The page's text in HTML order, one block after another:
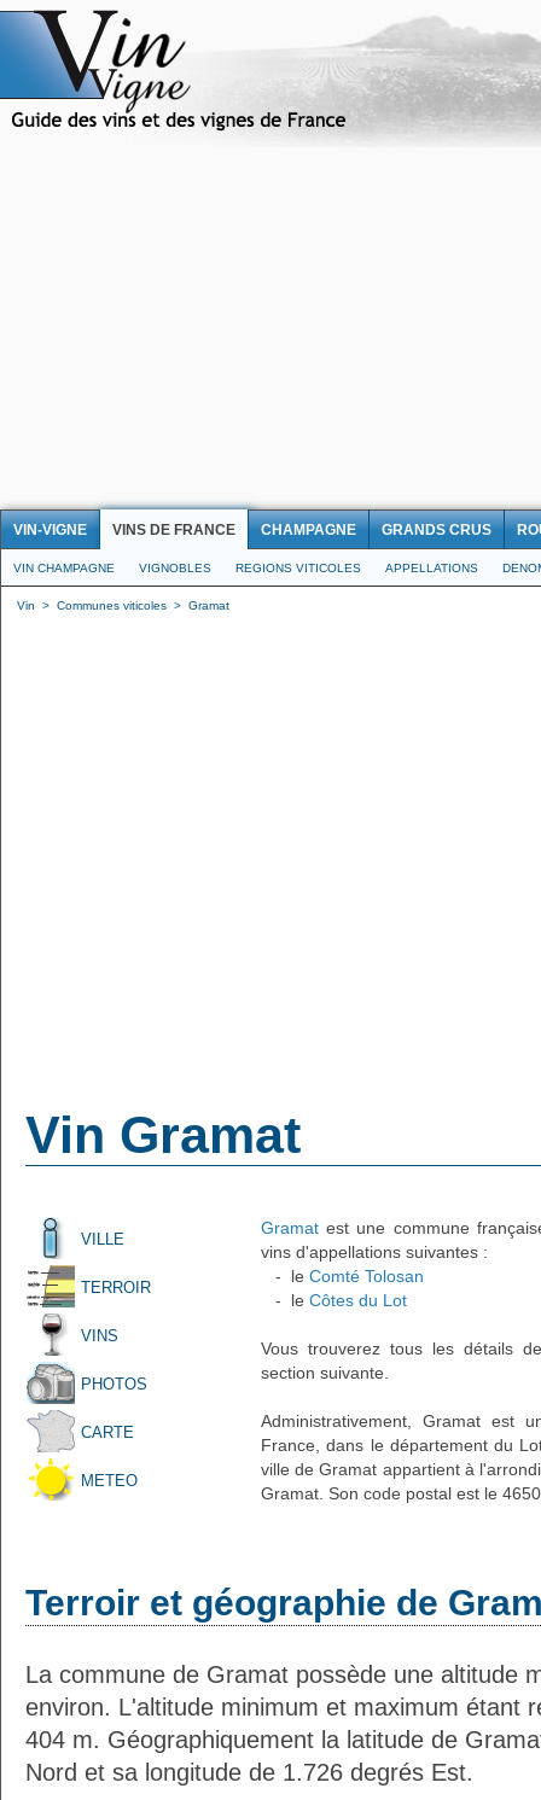
VIN-VIGNE VINS DE FRANCE CHAMPAGNE GRANDS CRUS
VIN CHAMPAGNE VIGNOBLES REGIONS VITICOLES APPELLATIONS
Vin > Communes viticoles > Gramat
Vin Gramat
VILLE
TERROIR
VINS
PHOTOS
CARTE
METEO
Gramat est une commune
vins d'appellations suivantes :
- le Comté Tolosan
- le Côtes du Lot
Vous trouverez tous les détails
section suivante.
Administrativement, Gramat
France, dans le département du
ville de Gramat appartient à
Gramat. Son code postal est le
Terroir et géographie de
La commune de Gramat possède une altitude
environ. L'altitude minimum et maximum étant
404 m. Géographiquement la latitude de
Nord et sa longitude de 1.726 degrés Est.